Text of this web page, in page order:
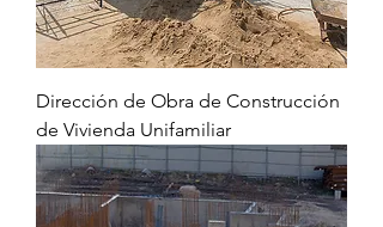
Dirección de Obra de Construcción
de Vivienda Unifamiliar